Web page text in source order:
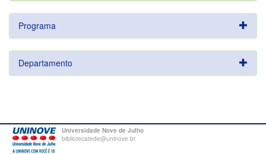
Programa
Departamento
Universidade Nove de Julho
bibliotecatede@uninove.br